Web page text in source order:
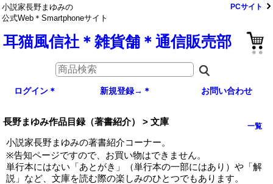
小説家長野まゆみの
公式Web＊Smartphoneサイト
PCサイト
耳猫風信社＊雑貨舗＊通信販売部
ログイン＊ 新規登録→＊ お問い合わせ
長野まゆみ作品目録（著書紹介） > 文庫
小説家長野まゆみの著書紹介コーナー。
※告知ページですので、お買い物はできません。
単行本にはない「あとがき」（単行本の一部にはあり）や「解
説」など、文庫を読む際の楽しみのひとつでもあります。
一覧